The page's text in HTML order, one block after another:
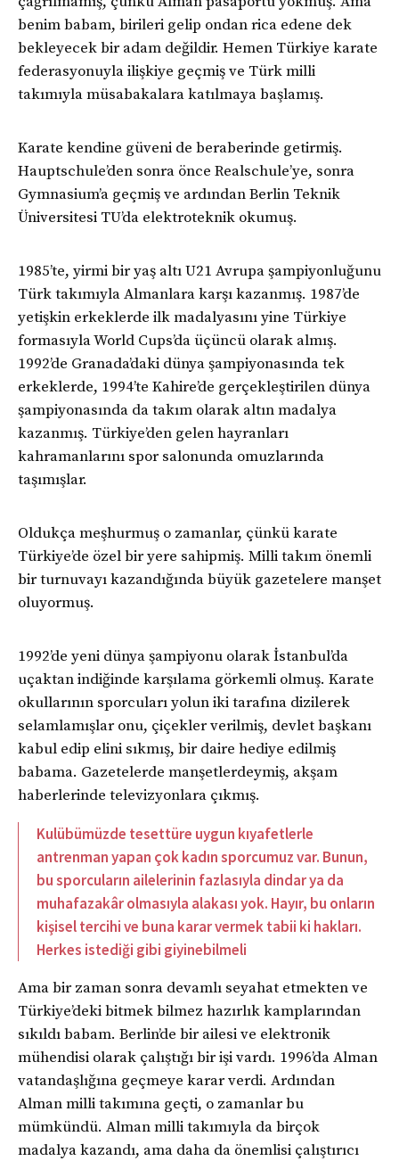
benim babam, birileri gelip ondan rica edene dek
bekleyecek bir adam değildir. Hemen Türkiye karate
federasyonuyla ilişkiye geçmiş ve Türk milli
takımıyla müsabakalara katılmaya başlamış.
Karate kendine güveni de beraberinde getirmiş.
Hauptschule’den sonra önce Realschule’ye, sonra
Gymnasium’a geçmiş ve ardından Berlin Teknik
Üniversitesi TU’da elektroteknik okumuş.
1985’te, yirmi bir yaş altı U21 Avrupa şampiyonluğunu
Türk takımıyla Almanlara karşı kazanmış. 1987’de
yetişkin erkeklerde ilk madalyasını yine Türkiye
formasıyla World Cups’da üçüncü olarak almış.
1992’de Granada’daki dünya şampiyonasında tek
erkeklerde, 1994’te Kahire’de gerçekleştirilen dünya
şampiyonasında da takım olarak altın madalya
kazanmış. Türkiye’den gelen hayranları
kahramanlarını spor salonunda omuzlarında
taşımışlar.
Oldukça meşhurmuş o zamanlar, çünkü karate
Türkiye’de özel bir yere sahipmiş. Milli takım önemli
bir turnuvayı kazandığında büyük gazetelere manşet
oluyormuş.
1992’de yeni dünya şampiyonu olarak İstanbul’da
uçaktan indiğinde karşılama görkemli olmuş. Karate
okullarının sporcuları yolun iki tarafına dizilerek
selamlamışlar onu, çiçekler verilmiş, devlet başkanı
kabul edip elini sıkmış, bir daire hediye edilmiş
babama. Gazetelerde manşetlerdeymiş, akşam
haberlerinde televizyonlara çıkmış.
Kulübümüzde tesettüre uygun kıyafetlerle
antrenman yapan çok kadın sporcumuz var. Bunun,
bu sporcuların ailelerinin fazlasıyla dindar ya da
muhafazakâr olmasıyla alakası yok. Hayır, bu onların
kişisel tercihi ve buna karar vermek tabii ki hakları.
Herkes istediği gibi giyinebilmeli
Ama bir zaman sonra devamlı seyahat etmekten ve
Türkiye’deki bitmek bilmez hazırlık kamplarından
sıkıldı babam. Berlin’de bir ailesi ve elektronik
mühendisi olarak çalıştığı bir işi vardı. 1996’da Alman
vatandaşlığına geçmeye karar verdi. Ardından
Alman milli takımına geçti, o zamanlar bu
mümkündü. Alman milli takımıyla da birçok
madalya kazandı, ama daha da önemlisi çalıştırıcı